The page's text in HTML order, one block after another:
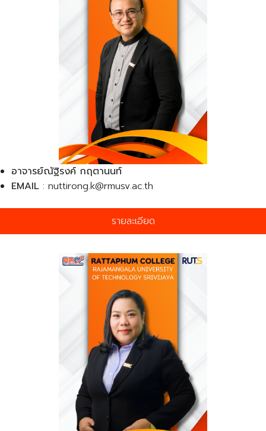
อาจารย์ณัฐิรงค์ กฤตานนท์
EMAIL : nuttirong.k@rmusv.ac.th
รายละเอียด